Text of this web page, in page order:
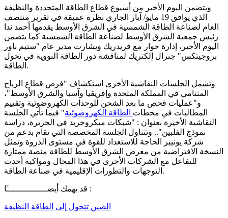
ويتضمن اليوم الأخير من أسبوع قطاع الطاقة المتجددة والنظيفة
الذي يوافق 19 مايو/ آيار الجاري نظرة عميقة في تقرير منتصف
العام لصناعة الطاقة الشمسية في الشرق الأوسط يقدمها أحمد ندا
رئيس جمعية الشرق الأوسط لصناعة الطاقة الشمسية كما يتضمن
اليوم الأخير، إدارة حوار مع فريدريك ويشارت مدير عام "ستيم باور
بروجيتكس" جنرال إلكتريك لمناقشة دور الطاقة النووية في تحول
الطاقة.
وتشمل الجلسات النقاشية الأخرى استكشاف "فرص قطاع الرياح
المتنامي في المملكة المتحدة وإفريقيا وآسيا والشرق الأوسط"،
و"عمليات فحص ما بعد الشحن للوحدات الكهروضوئية وتقييم
المطالبات في محطات الطاقة الكهروضوئية" فيما تأتي الجلسة
النقاشية الأخيرة بعنوان : "شبكات ميكروجريد في الجزيرة، دراسة
نموذج الفلبين".. وتتناول الجلسة المخصصة التي تقام بدعم من
شركة يونيبر الحاجة للاستعداد للقوة في مستوى الذروة وتمثل
النسخة الافتراضية من معرض الشرق الأوسط للطاقة منصة ممتازة
للتفاعل مع الشركات الأخرى في هذا المجال ومواكبة أحدث
التوجهات والتطورات الإقليمية في صناعة الطاقة.
قد يهمك أيضــــــــــــــــًا :
الصين تتحول إلى الطاقة النظيفة